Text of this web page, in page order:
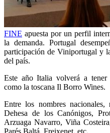
FINE apuesta por un perfil
la demanda. Portugal
participación de Viniportugal y
del país.
Este año Italia volverá a tener
como la toscana Il Borro Wines.
Entre los nombres nacionales,
Dehesa de los Canónigos,
Arzuaga Navarro, Viña